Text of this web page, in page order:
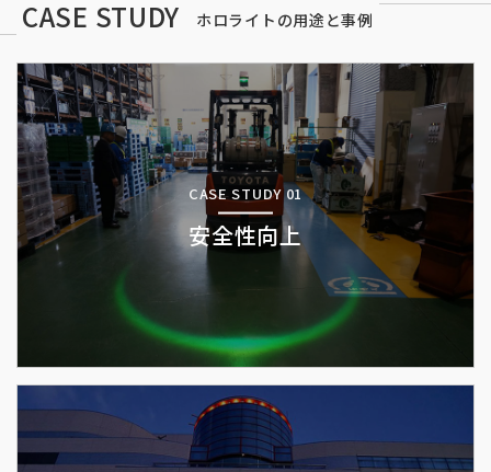
CASE STUDY ホロライトの用途と事例
CASE STUDY 01
安全性向上